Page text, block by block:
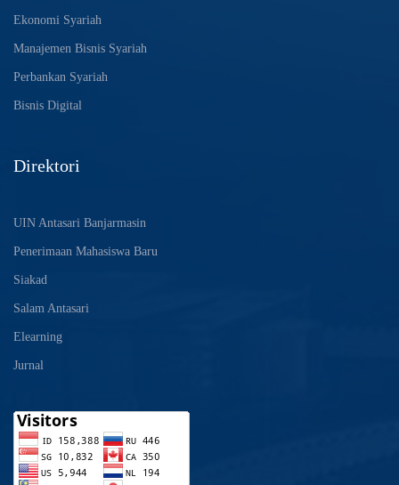
Ekonomi Syariah
Manajemen Bisnis Syariah
Perbankan Syariah
Bisnis Digital
Direktori
UIN Antasari Banjarmasin
Penerimaan Mahasiswa Baru
Siakad
Salam Antasari
Elearning
Jurnal